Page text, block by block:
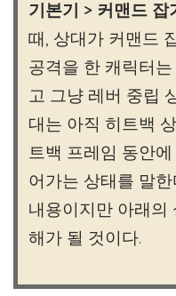
기본기 > 커맨드 잡
때, 상대가 커맨드
공격을 한 캐릭터
고 그냥 레버 중립
대는 아직 히트백
트백 프레임 동안
어가는 상태를 말
내용이지만 아래의
해가 될 것이다.